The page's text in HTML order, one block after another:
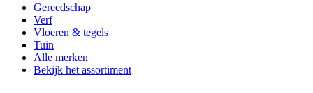
Gereedschap
Verf
Vloeren & tegels
Tuin
Alle merken
Bekijk het assortiment